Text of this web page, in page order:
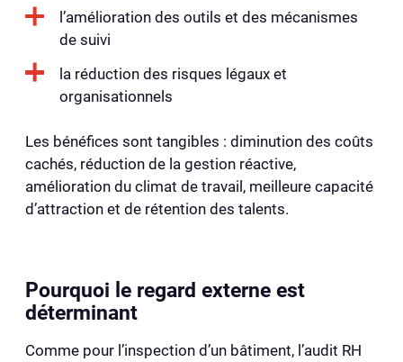
l’amélioration des outils et des mécanismes
de suivi
la réduction des risques légaux et
organisationnels
Les bénéfices sont tangibles : diminution des coûts
cachés, réduction de la gestion réactive,
amélioration du climat de travail, meilleure capacité
d’attraction et de rétention des talents.
Pourquoi le regard externe est
déterminant
Comme pour l’inspection d’un bâtiment, l’audit RH